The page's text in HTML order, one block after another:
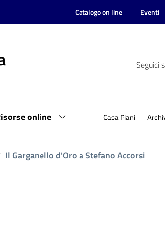
Catalogo on line Eventi
Seguici
online Casa Piani
Il Garganello d'Oro a Stefano Accorsi